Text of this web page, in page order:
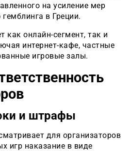
на усиление мер
в Греции.
как онлайн-сегмент, так и
интернет-кафе, частные
игровые залы.
и штрафы
для организаторов
игр наказание в виде